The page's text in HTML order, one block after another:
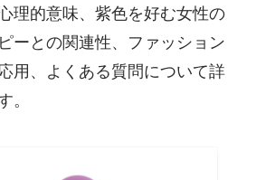
理的意味、紫色を好む女性の
ーとの関連性、ファッション
用、よくある質問について詳
。